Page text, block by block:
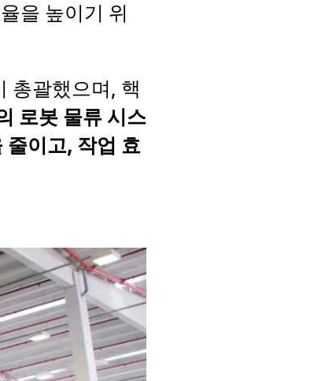
을 높이기 위
총괄했으며, 핵
로봇 물류 시스
줄이고, 작업 효